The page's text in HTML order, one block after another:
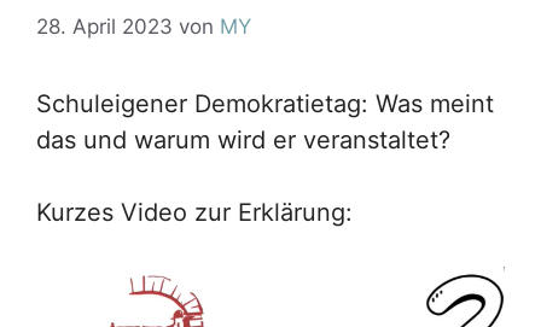
28. April 2023 von MY
Schuleigener Demokratietag: Was meint
das und warum wird er veranstaltet?
Kurzes Video zur Erklärung: